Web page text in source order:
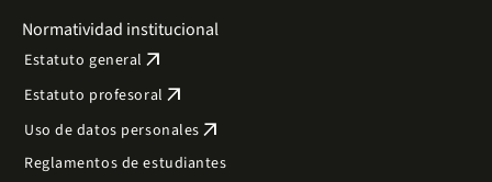
Normatividad institucional
Estatuto general arrow_outward
Estatuto profesoral arrow_outward
Uso de datos personales arrow_outward
Reglamentos de estudiantes